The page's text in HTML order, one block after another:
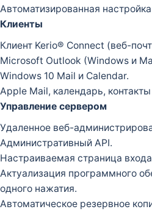
Автоматизированная
Клиенты
Клиент Kerio® Connect (веб-
Microsoft Outlook (Windows и
Windows 10 Mail и Calendar.
Apple Mail, календарь,
Управление сервером
Удаленное веб-
Административный API.
Настраиваемая страница
Актуализация программного
одного нажатия.
Автоматическое резервное